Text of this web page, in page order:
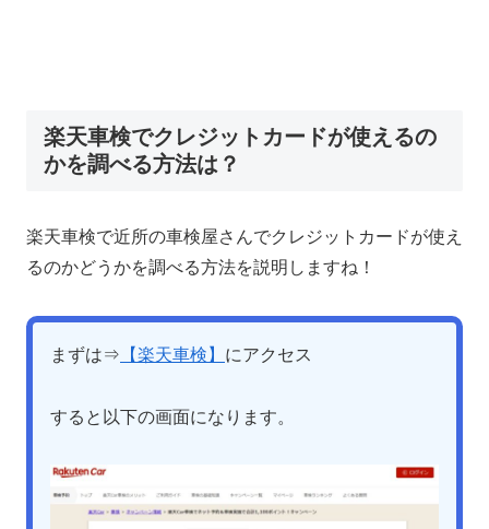
楽天車検でクレジットカードが使えるの
かを調べる方法は？
楽天車検で近所の車検屋さんでクレジットカードが使え
るのかどうかを調べる方法を説明しますね！
まずは⇒ 【楽天車検】 にアクセス
すると以下の画面になります。